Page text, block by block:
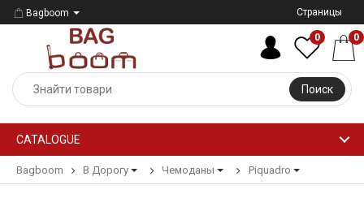
Bagboom Страницы
Поиск
0 0
CATALOGUE
Bagboom В Дорогу Чемоданы Piquadro